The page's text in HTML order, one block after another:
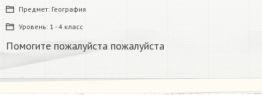
Предмет: География
Уровень: 1 - 4 класс
Помогите пожалуйста пожалуйста